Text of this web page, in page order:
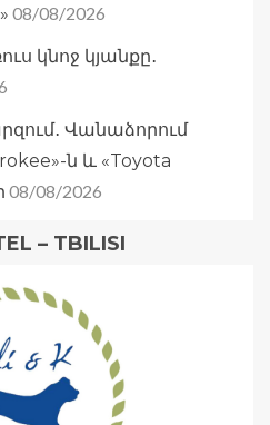
08/08/2026
կնոջ կյանքը․
Վանաձորում
ն և «Toyota
08/08/2026
– TBILISI